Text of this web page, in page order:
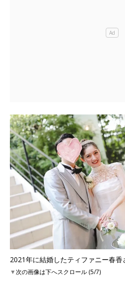
2021年に結婚したティファニー春香
▼次の画像は下へスクロール (5/7)